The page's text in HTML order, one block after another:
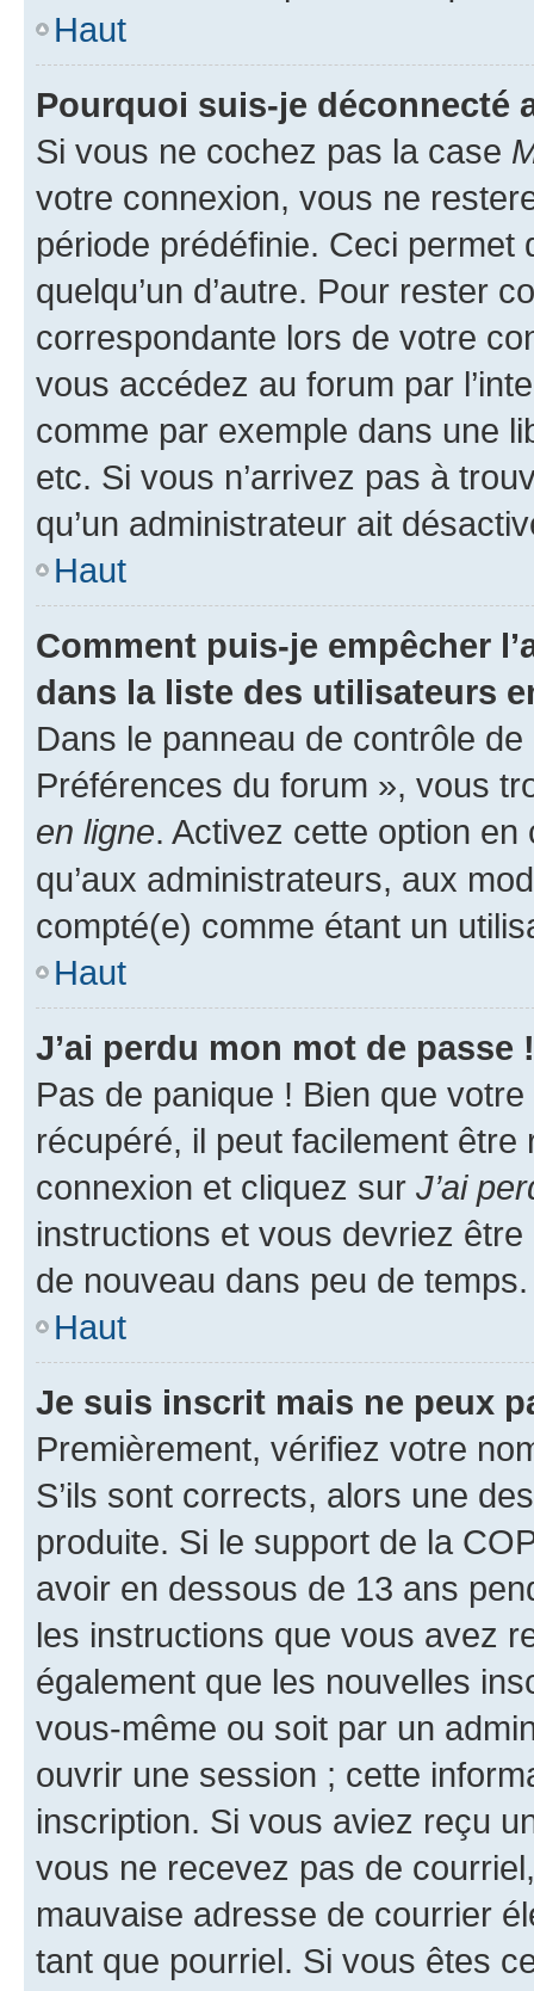
Haut
Pourquoi suis-je déconnecté
Si vous ne cochez pas la case
votre connexion, vous ne
période prédéfinie. Ceci permet
quelqu’un d’autre. Pour rester
correspondante lors de votre
vous accédez au forum par
comme par exemple dans une
etc. Si vous n’arrivez pas à
qu’un administrateur ait
Haut
Comment puis-je empêcher
dans la liste des utilisateurs
Dans le panneau de contrôle
Préférences du forum », vous
en ligne. Activez cette option
qu’aux administrateurs, aux
compté(e) comme étant un
Haut
J’ai perdu mon mot de passe !
Pas de panique ! Bien que
récupéré, il peut facilement
connexion et cliquez sur J’ai
instructions et vous devriez
de nouveau dans peu de temps.
Haut
Je suis inscrit mais ne peux
Premièrement, vérifiez votre
S’ils sont corrects, alors une
produite. Si le support de la
avoir en dessous de 13 ans
les instructions que vous avez
également que les nouvelles
vous-même ou soit par un
ouvrir une session ; cette
inscription. Si vous aviez reçu
vous ne recevez pas de
mauvaise adresse de courrier
tant que pourriel. Si vous êtes